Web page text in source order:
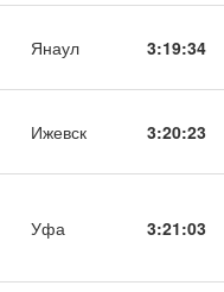
Янаул 3:19:34
Ижевск 3:20:23
Уфа 3:21:03